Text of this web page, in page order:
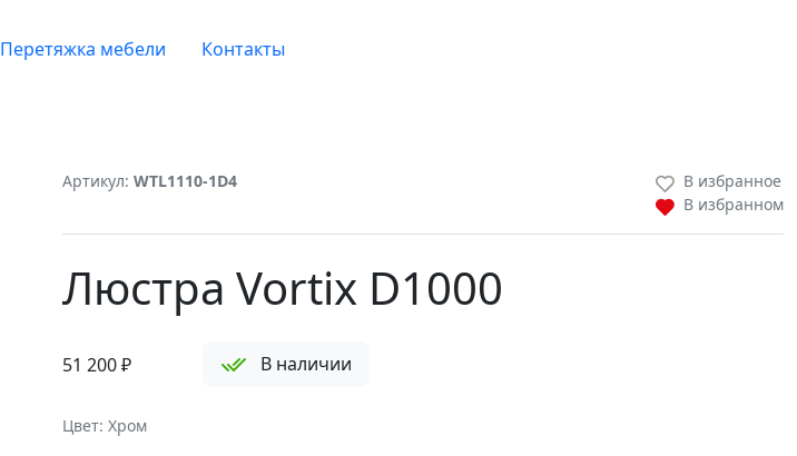
Перетяжка мебели Контакты
Артикул: WTL1110-1D4
В избранное
В избранном
Люстра Vortix D1000
51 200₽ В наличии
Цвет: Хром